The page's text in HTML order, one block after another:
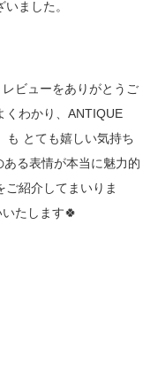
ました。
ビューをありがとうご
くわかり、ANTIQUE
も とても嬉しい気持ち
る表情が本当に魅力的
紹介してまいりま
たします🍀